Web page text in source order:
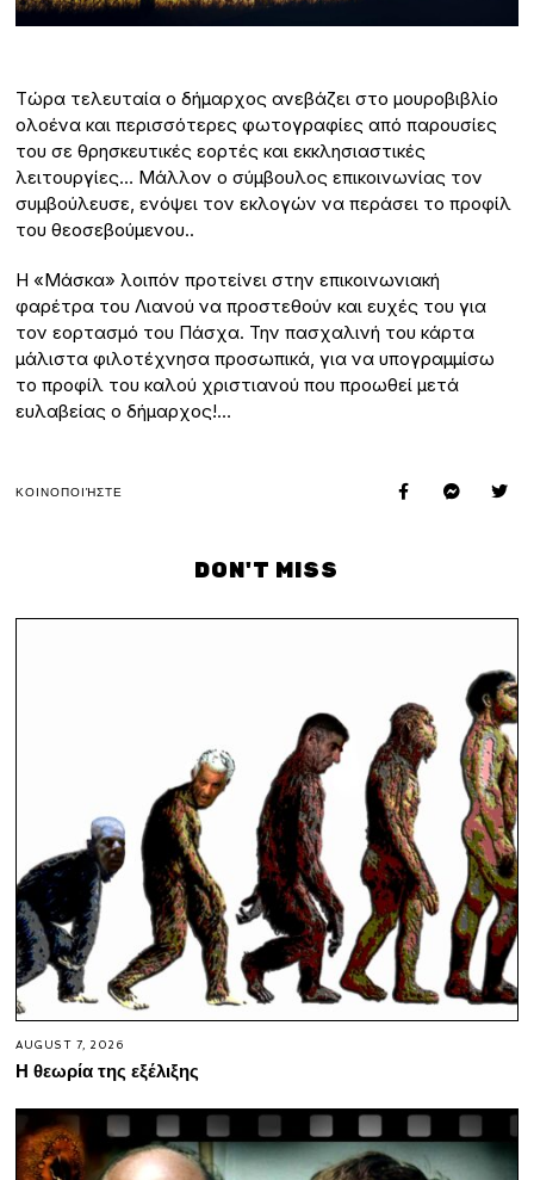
Tώρα τελευταία ο δήμαρχος ανεβάζει στο μουροβιβλίο
ολοένα και περισσότερες φωτογραφίες από παρουσίες
του σε θρησκευτικές εορτές και εκκλησιαστικές
λειτουργίες… Μάλλον ο σύμβουλος επικοινωνίας τον
συμβούλευσε, ενόψει τον εκλογών να περάσει το προφίλ
του θεοσεβούμενου..
Η «Μάσκα» λοιπόν προτείνει στην επικοινωνιακή
φαρέτρα του Λιανού να προστεθούν και ευχές του για
τον εορτασμό του Πάσχα. Την πασχαλινή του κάρτα
μάλιστα φιλοτέχνησα προσωπικά, για να υπογραμμίσω
το προφίλ του καλού χριστιανού που προωθεί μετά
ευλαβείας ο δήμαρχος!…
ΚΟΙΝΟΠΟΙΉΣΤΕ
DON'T MISS
AUGUST 7, 2026
Η θεωρία της εξέλιξης